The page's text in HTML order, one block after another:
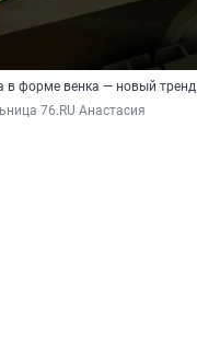
в форме венка — новый тренд
76.RU Анастасия